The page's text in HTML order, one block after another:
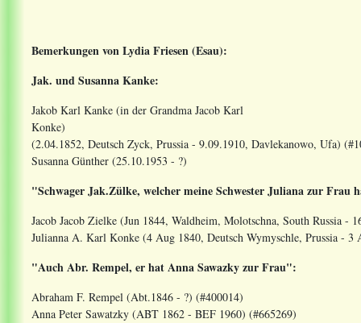
Bemerkungen von Lydia Friesen (Esau):
Jak. und Susanna Kanke:
Jakob Karl Kanke (in der Grandma Jacob Karl
(2.04.1852, Deutsch Zyck, Prussia - 9.09.1910, Davlekanowo, Ufa)
Susanna Günther (25.10.1953 - ?)
"Schwager Jak.Zülke, welcher meine Schwester Juliana zur Frau
Jacob Jacob Zielke (Jun 1844, Waldheim, Molotschna, South Russia -
Julianna A. Karl Konke (4 Aug 1840, Deutsch Wymyschle, Prussia -
"Auch Abr. Rempel, er hat Anna Sawazky zur Frau":
Abraham F. Rempel (Abt.1846 - ?) (#400014)
Anna Peter Sawatzky (ABT 1862 - BEF 1960) (#665269)